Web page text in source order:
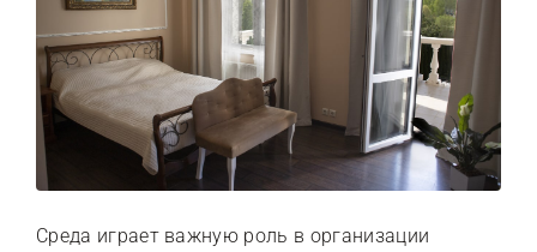
Среда играет важную роль в организации